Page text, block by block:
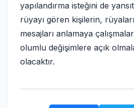
yapılandırma isteğini de
rüyayı gören kişilerin,
mesajları anlamaya
olumlu değişimlere açık
olacaktır.